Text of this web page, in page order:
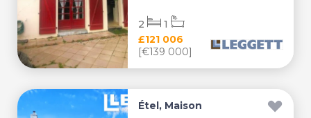
£121 006
[€139 000]
2 1
Étel, Maison